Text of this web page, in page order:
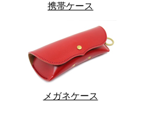
携帯ケース
メガネケース